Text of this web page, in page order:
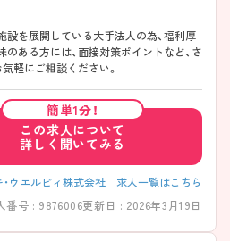
を展開している大手法人の為、福利厚
軽にご相談ください。
簡単1分！
この求人について
詳しく聞いてみる
・ウエルビィ株式会社 求人一覧はこちら
番号 : 9876006更新日 : 2026年3月19日